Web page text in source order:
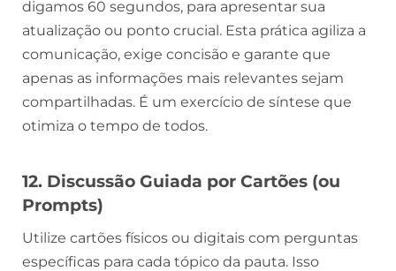
digamos 60 segundos, para apresentar sua
atualização ou ponto crucial. Esta prática agiliza a
comunicação, exige concisão e garante que
apenas as informações mais relevantes sejam
compartilhadas. É um exercício de síntese que
otimiza o tempo de todos.
12. Discussão Guiada por Cartões (ou
Prompts)
Utilize cartões físicos ou digitais com perguntas
específicas para cada tópico da pauta. Isso